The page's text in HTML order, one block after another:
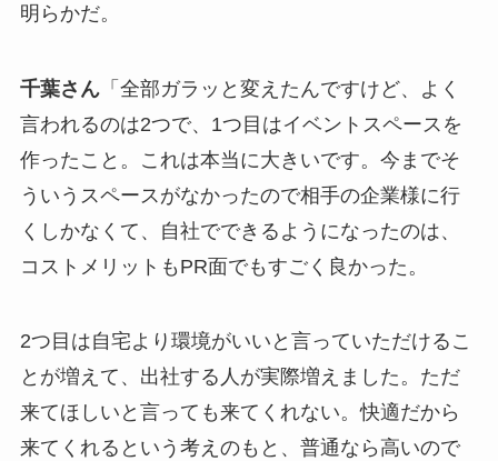
明らかだ。
千葉さん「全部ガラッと変えたんですけど、よく
言われるのは2つで、1つ目はイベントスペースを
作ったこと。これは本当に大きいです。今までそ
ういうスペースがなかったので相手の企業様に行
くしかなくて、自社でできるようになったのは、
コストメリットもPR面でもすごく良かった。
2つ目は自宅より環境がいいと言っていただけるこ
とが増えて、出社する人が実際増えました。ただ
来てほしいと言っても来てくれない。快適だから
来てくれるという考えのもと、普通なら高いので